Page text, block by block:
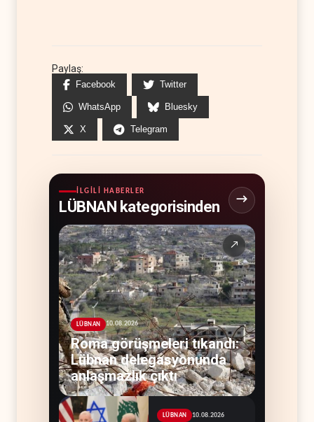
Paylaş:
Facebook Twitter
WhatsApp Bluesky
X Telegram
İLGILI HABERLER
LÜBNAN kategorisinden
↗
LÜBNAN 10.08.2026
Roma görüşmeleri tıkandı:
Lübnan delegasyonunda
anlaşmazlık çıktı
LÜBNAN 10.08.2026